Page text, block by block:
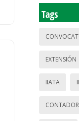
Tags
EXTENSIÓN
IIATA